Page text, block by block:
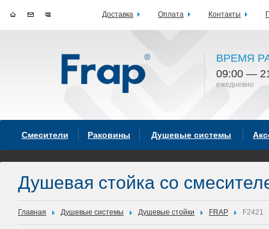
ВРЕМЯ
09:00 —
ежедневно
Смесители Раковины Душевые системы
Душевая стойка со
Главная Душевые системы Душевые стойки FRAP F2421
Доставка Оплата Контакты